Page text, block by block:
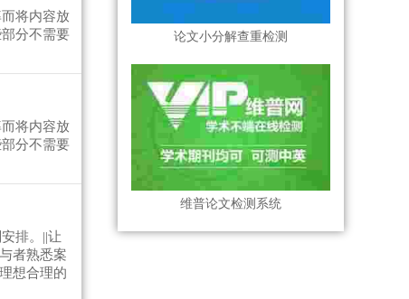
将内容放
分不需要
将内容放
分不需要
排。||让
者熟悉案
想合理的
论文小分解查重检测
维普论文检测系统